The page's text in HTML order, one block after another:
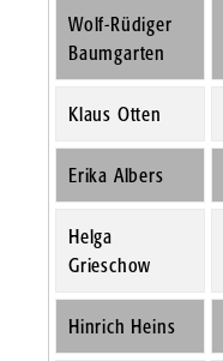
Wolf-Rüdiger
Baumgarten
Klaus Otten
Erika Albers
Helga
Grieschow
Hinrich Heins